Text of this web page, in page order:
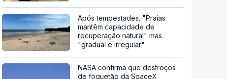
Após tempestades. "Praias
mantêm capacidade de
recuperação natural" mas
"gradual e irregular"
NASA confirma que destroços
de foguetão da SpaceX